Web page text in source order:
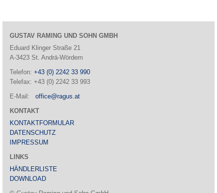
GUSTAV RAMING UND SOHN GMBH
Eduard Klinger Straße 21
A-3423 St. Andrä-Wördern
Telefon: +43 (0) 2242 33 990
Telefax: +43 (0) 2242 33 993
E-Mail: office@ragus.at
KONTAKT
KONTAKTFORMULAR
DATENSCHUTZ
IMPRESSUM
LINKS
HÄNDLERLISTE
DOWNLOAD